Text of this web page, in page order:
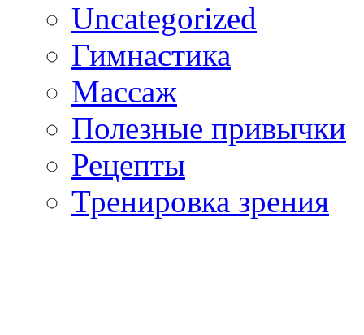
Uncategorized
Гимнастика
Массаж
Полезные привычки
Рецепты
Тренировка зрения